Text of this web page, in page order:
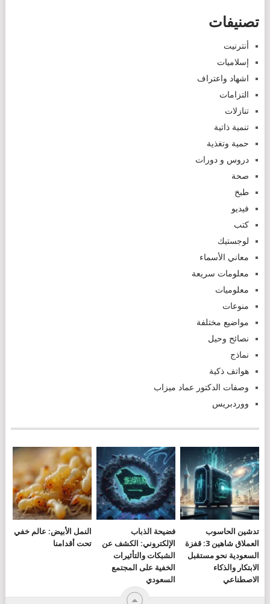
تصنيفات
أنترنيت
إسلاميات
اشهاد واعتراف
التزامات
تنازلات
تنمية ذاتية
حمية وتغذية
دروس و دورات
صحة
طبخ
فيديو
كتب
لوجستيك
معاني الأسماء
معلومات سريعة
معلوميات
منوعات
مواضيع مختلفة
نصائح وحيل
نماذج
هواتف ذكية
وصفات الدكتور عماد ميزاب
ووردبريس
تدشين الحاسوب
العملاق شاهين 3: قفزة
السعودية نحو مستقبل
الابتكار والذكاء
الاصطناعي
فضيحة الذباب
الإلكتروني: الكشف عن
الشبكات والتأثيرات
الخفية على المجتمع
السعودي
النمل الأبيض: عالم خفي
تحت أقدامنا